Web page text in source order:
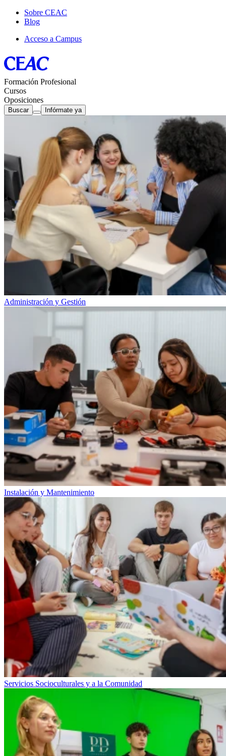
Sobre CEAC
Blog
Acceso a Campus
Formación Profesional
Cursos
Oposiciones
Buscar Infórmate ya
Administración y Gestión
Instalación y Mantenimiento
Servicios Socioculturales y a la Comunidad